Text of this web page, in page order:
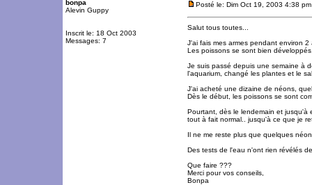
bonpa
Alevin Guppy
Inscrit le: 18 Oct 2003
Messages: 7
Posté le: Dim Oct 19, 2003 4:38 pm
Salut tous toutes...
J'ai fais mes armes pendant environ
Les poissons se sont bien
Je suis passé depuis une semaine à
l'aquarium, changé les plantes et le
J'ai acheté une dizaine de néons,
Dès le début, les poissons se sont
Pourtant, dès le lendemain et jusqu'à
tout à fait normal.. jusqu'à ce que je
Il ne me reste plus que quelques
Des tests de l'eau n'ont rien révélés
Que faire ???
Merci pour vos conseils,
Bonpa